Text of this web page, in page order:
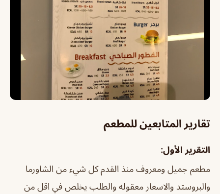
تقارير المتابعين للمطعم
التقرير الأول:
مطعم جميل ومعروف منذ القدم كل شيء من الشاورما
والبروستد والاسعار معقوله والطلب يخلص في اقل من